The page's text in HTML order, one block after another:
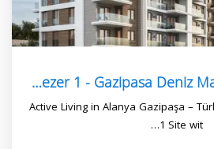
Turkan Ve Ibrahim Sezer 1 - Gazipasa Deniz Manzarali 2+1 Daire
Active Living in Alanya Gazipaşa –
1 Site wit…